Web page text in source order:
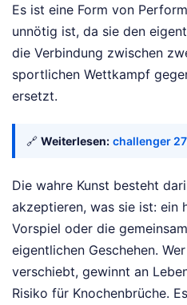
Es ist eine Form von
unnötig ist, da sie den
die Verbindung zwischen
sportlichen Wettkampf
ersetzt.
🔗 Weiterlesen: challenger
Die wahre Kunst besteht
akzeptieren, was sie ist: ein
Vorspiel oder die
eigentlichen Geschehen.
verschiebt, gewinnt an
Risiko für Knochenbrüche.